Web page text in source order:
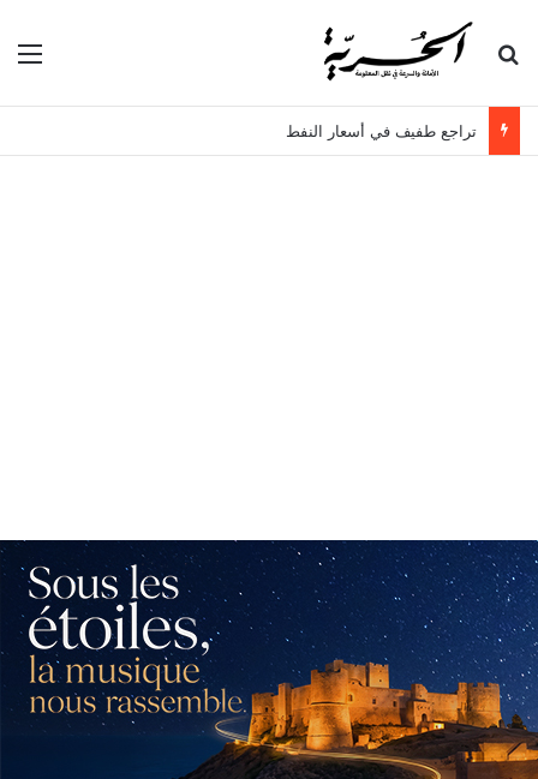
بحث عن
تراجع طفيف في أسعار النفط